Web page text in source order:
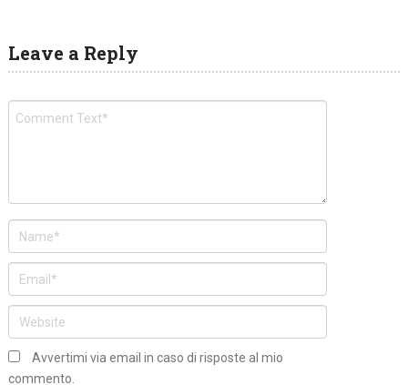
Leave a Reply
Avvertimi via email in caso di risposte al mio
commento.